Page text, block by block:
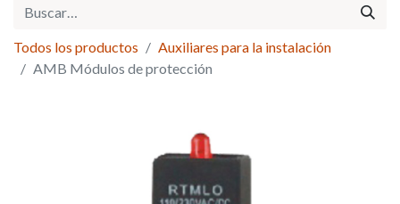
Todos los productos
Auxiliares para la instalación
AMB Módulos de protección